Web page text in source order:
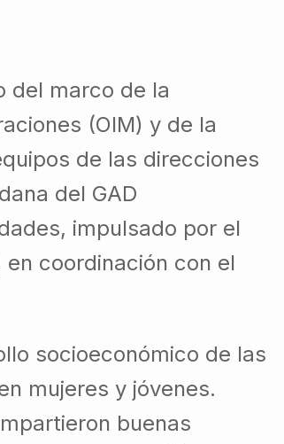
del marco de la
(OIM) y de la
de las direcciones
del GAD
impulsado por el
coordinación con el
socioeconómico de las
mujeres y jóvenes.
buenas